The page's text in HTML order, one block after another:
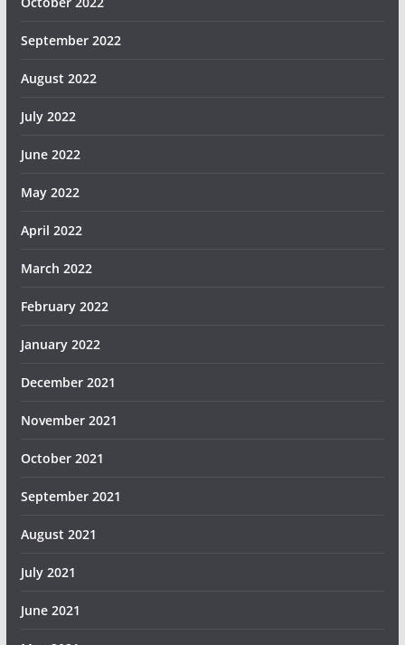
September 2022
August 2022
July 2022
June 2022
May 2022
April 2022
March 2022
February 2022
January 2022
December 2021
November 2021
October 2021
September 2021
August 2021
July 2021
June 2021